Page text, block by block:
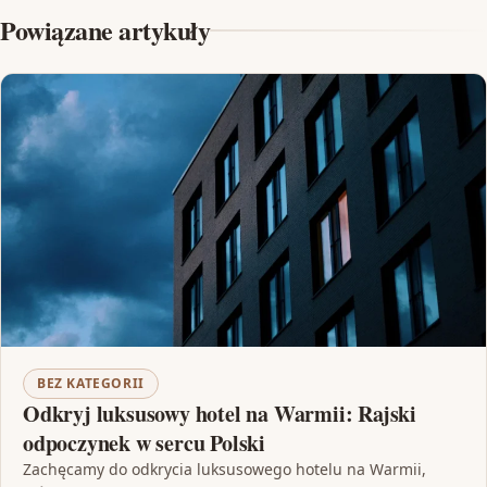
Powiązane artykuły
BEZ KATEGORII
Odkryj luksusowy hotel na Warmii: Rajski
odpoczynek w sercu Polski
Zachęcamy do odkrycia luksusowego hotelu na Warmii,